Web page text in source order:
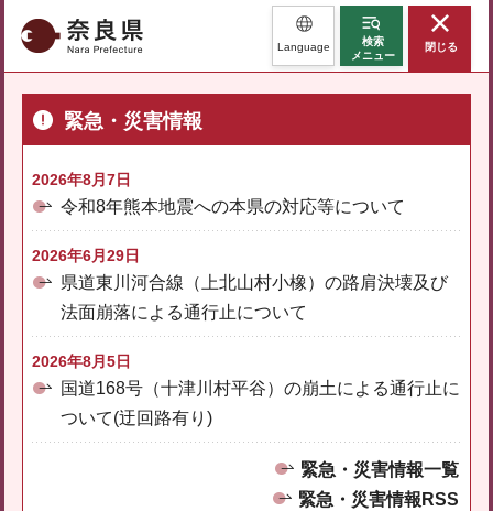
奈良県 Language
検索
メニュー
閉じる
緊急・災害情報
2026年8月7日
令和8年熊本地震への本県の対応等について
2026年6月29日
県道東川河合線（上北山村小橡）の路肩決壊及び
法面崩落による通行止について
2026年8月5日
国道168号（十津川村平谷）の崩土による通行止に
ついて(迂回路有り)
緊急・災害情報一覧
緊急・災害情報RSS